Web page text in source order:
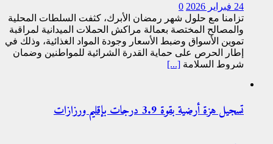
24 فبراير 2026
0
تزامنا مع حلول شهر رمضان الأبرك، كثفت السلطات المحلية
والمصالح المختصة بعمالة مراكش الحملات الميدانية لمراقبة
تموين الأسواق وضبط الأسعار وجودة المواد الغذائية، وذلك في
إطار الحرص على حماية القدرة الشرائية للمواطنين وضمان
شروط السلامة [...]
تسجيل هزة أرضية بقوة 3.9 درجات بإقليم ورزازات